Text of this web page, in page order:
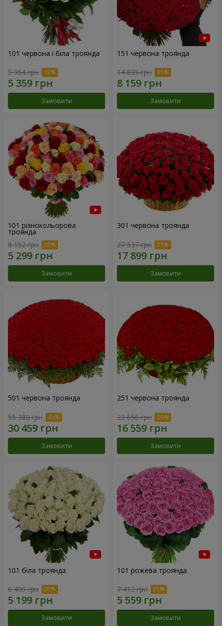
101 червона і біла троянда
5 954 грн
Замовити
151 червона троянда
14 835 грн
Замовити
101 різнокольорова
троянда
8 152 грн
Замовити
301 червона троянда
27 537 грн
Замовити
501 червона троянда
55 380 грн
Замовити
251 червона троянда
23 656 грн
Замовити
101 біла троянда
6 499 грн
Замовити
101 рожева троянда
7 412 грн
Замовити